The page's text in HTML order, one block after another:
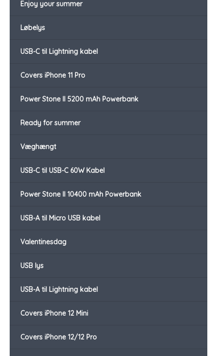
Enjoy your summer
Løbelys
USB-C til Lightning kabel
Covers iPhone 11 Pro
Power Stone II 5200 mAh Powerbank
Ready for summer
Væghængt
USB-C til USB-C 60W Kabel
Power Stone II 10400 mAh Powerbank
USB-A til Micro USB kabel
Valentinesdag
USB lys
USB-A til Lightning kabel
Covers iPhone 12 Mini
Covers iPhone 12/12 Pro